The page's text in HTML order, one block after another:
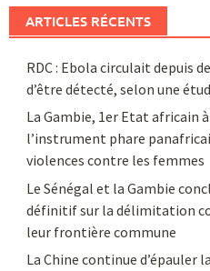
ARTICLES RÉCENTS
RDC : Ebola circulait depuis
d’être détecté, selon une
La Gambie, 1er Etat africain
l’instrument phare
violences contre les femmes
Le Sénégal et la Gambie
définitif sur la délimitation
leur frontière commune
La Chine continue d’épauler